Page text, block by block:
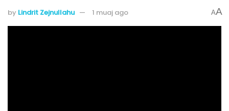
by Lindrit Zejnullahu 1 muaj ago AA